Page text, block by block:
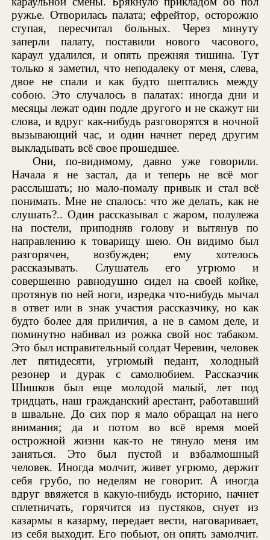
ружье. Отворилась палата; ефрейтор, осторожно
ступая, пересчитал больных. Через минуту
заперли палату, поставили нового часового,
караул удалился, и опять прежняя тишина. Тут
только я заметил, что неподалеку от меня, слева,
двое не спали и как будто шептались между
собою. Это случалось в палатах: иногда дни и
месяцы лежат один подле другого и не скажут ни
слова, и вдруг как-нибудь разговорятся в ночной
вызывающий час, и один начнет перед другим
выкладывать всё свое прошедшее.
Они, по-видимому, давно уже говорили.
Начала я не застал, да и теперь не всё мог
расслышать; но мало-помалу привык и стал всё
понимать. Мне не спалось: что же делать, как не
слушать?.. Один рассказывал с жаром, полулежа
на постели, приподняв голову и вытянув по
направлению к товарищу шею. Он видимо был
разгорячен, возбужден; ему хотелось
рассказывать. Слушатель его угрюмо и
совершенно равнодушно сидел на своей койке,
протянув по ней ноги, изредка что-нибудь мычал
в ответ или в знак участия рассказчику, но как
будто более для приличия, а не в самом деле, и
поминутно набивал из рожка свой нос табаком.
Это был исправительный солдат Черевин, человек
лет пятидесяти, угрюмый педант, холодный
резонер и дурак с самолюбием. Рассказчик
Шишков был еще молодой малый, лет под
тридцать, наш гражданский арестант, работавший
в швальне. До сих пор я мало обращал на него
внимания; да и потом во всё время моей
острожной жизни как-то не тянуло меня им
заняться. Это был пустой и взбалмошный
человек. Иногда молчит, живет угрюмо, держит
себя грубо, по неделям не говорит. А иногда
вдруг ввяжется в какую-нибудь историю, начнет
сплетничать, горячится из пустяков, снует из
казармы в казарму, передает вести, наговаривает,
из себя выходит. Его побьют, он опять замолчит.